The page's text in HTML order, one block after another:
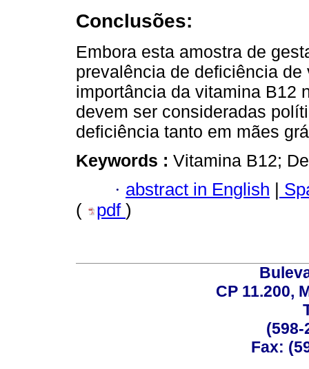
Conclusões:
Embora esta amostra de
prevalência de deficiência
importância da vitamina B12
devem ser consideradas
deficiência tanto em mães
Keywords : Vitamina B12;
· abstract in English
(
pdf )
CP 11.200,
(598-
Fax: